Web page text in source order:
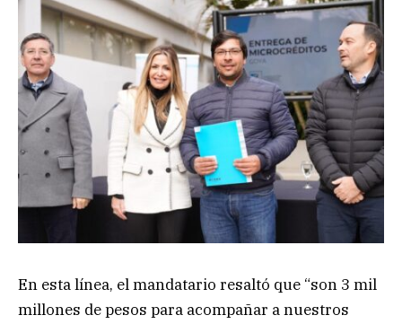
En esta línea, el mandatario resaltó que “son 3 mil
millones de pesos para acompañar a nuestros